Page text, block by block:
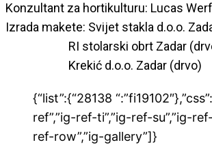
Konzultant za hortikulturu: Lucas
Izrada makete: Svijet stakla d.o.o.
RI stolarski obrt Zadar
Krekić d.o.o. Zadar (drvo)
{“list”:{“28138
ref”,”ig-ref-ti”,”ig-ref-su”,”ig-
ref-row”,”ig-gallery”]}